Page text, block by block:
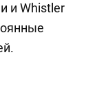
и Whistler